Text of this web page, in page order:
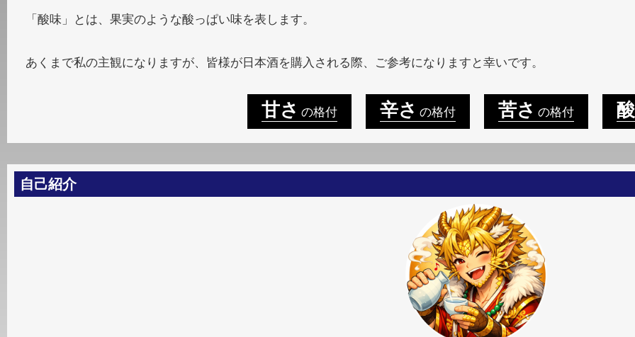
「酸味」とは、果実のような酸っぱい味を表します。
あくまで私の主観になりますが、皆様が日本酒を購入される際、ご参考になりますと幸いです。
甘さ の格付 辛さ の格付 苦さ の格付
自己紹介